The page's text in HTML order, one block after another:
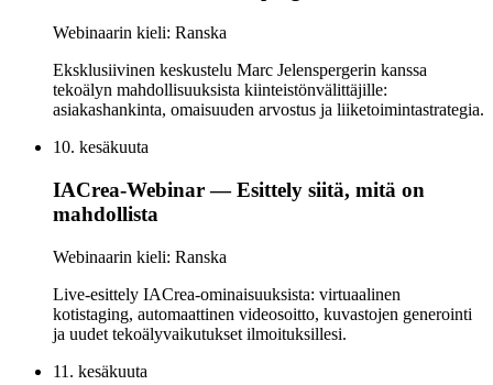
Webinaarin kieli: Ranska
Eksklusiivinen keskustelu Marc Jelenspergerin kanssa
tekoälyn mahdollisuuksista kiinteistönvälittäjille:
asiakashankinta, omaisuuden arvostus ja liiketoimintastrategia.
10. kesäkuuta
IACrea-Webinar — Esittely siitä, mitä on
mahdollista
Webinaarin kieli: Ranska
Live-esittely IACrea-ominaisuuksista: virtuaalinen
kotistaging, automaattinen videosoitto, kuvastojen generointi
ja uudet tekoälyvaikutukset ilmoituksillesi.
11. kesäkuuta